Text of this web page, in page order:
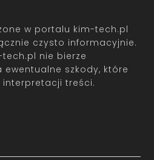
w portalu kim-tech.pl
czysto informacyjnie.
nie bierze
szkody, które
interpretacji treści.